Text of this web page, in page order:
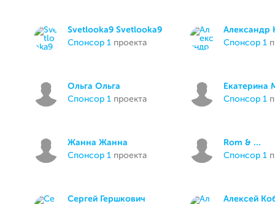
Svetlooka9 Svetlooka9
спонсор 1 проекта
Александр
спонсор 1
Ольга Ольга
спонсор 1 проекта
Екатерина
спонсор 1
Жанна Жанна
спонсор 1 проекта
Rom & ...
спонсор 1
Сергей Гершкович
Алексей